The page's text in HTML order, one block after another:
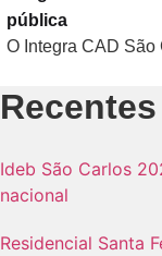
pública
O Integra CAD São
Recentes
Ideb São Carlos
nacional
Residencial Santa